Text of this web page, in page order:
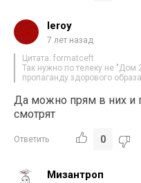
leroy
7 лет назад
Цитата: formatceft
Так нужно по телеку не "Дом
пропаганду здорового
Да можно прям в них и
смотрят
Ответить 0
Мизантроп